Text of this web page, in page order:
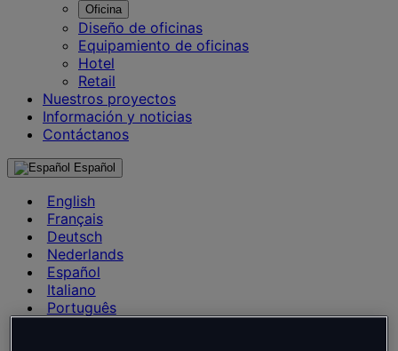
Oficina
Diseño de oficinas
Equipamiento de oficinas
Hotel
Retail
Nuestros proyectos
Información y noticias
Contáctanos
Español
English
Français
Deutsch
Nederlands
Español
Italiano
Português